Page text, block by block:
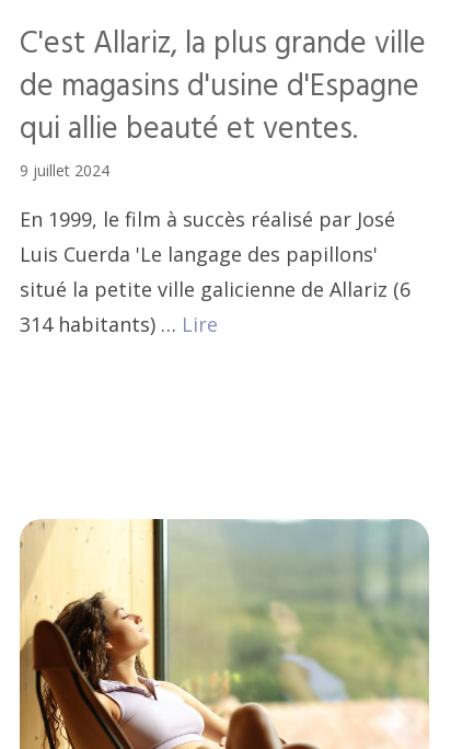
C'est Allariz, la plus grande ville
de magasins d'usine d'Espagne
qui allie beauté et ventes.
9 juillet 2024
En 1999, le film à succès réalisé par José
Luis Cuerda 'Le langage des papillons'
situé la petite ville galicienne de Allariz (6
314 habitants) … Lire